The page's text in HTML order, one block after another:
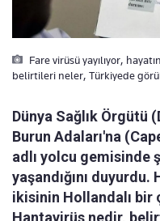
Fare virüsü yayılıyor,
belirtileri neler, Türkiyede
Dünya Sağlık Örgütü
Burun Adaları'na
adlı yolcu gemisinde
yaşandığını duyurdu.
ikisinin Hollandalı
Hantavirüs nedir,